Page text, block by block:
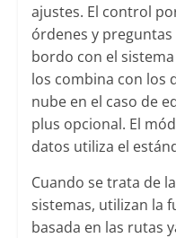
ajustes. El control
órdenes y
bordo con el
los combina con los
nube en el caso de
plus opcional. El
datos utiliza el
Cuando se trata de
sistemas, utilizan la
basada en las rutas